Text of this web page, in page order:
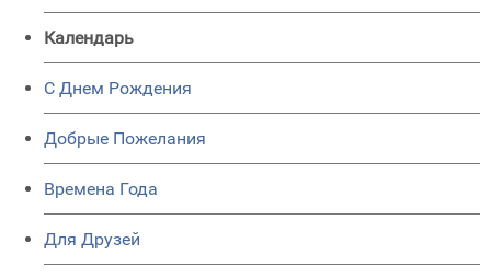
Календарь
C Днем Рождения
Добрые Пожелания
Времена Года
Для Друзей